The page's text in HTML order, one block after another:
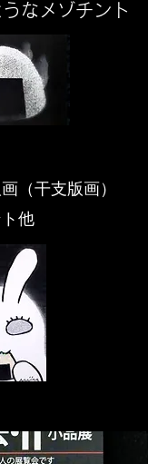
なメゾチント
（干支版画）
他